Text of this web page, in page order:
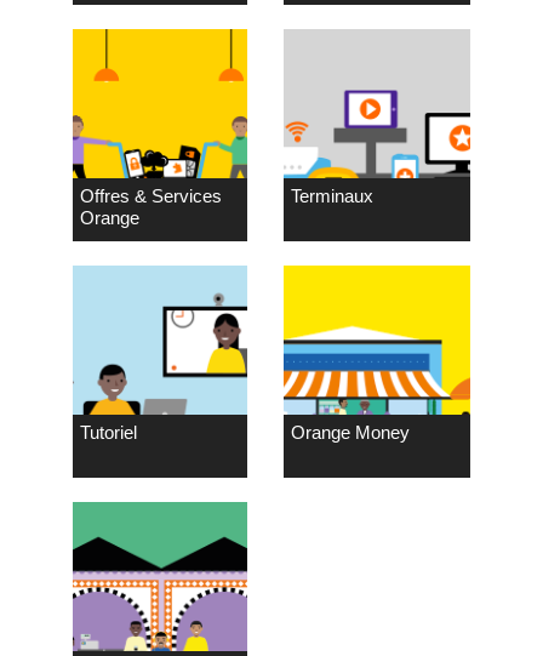
Offres & Services
Orange
Terminaux
Tutoriel Orange Money